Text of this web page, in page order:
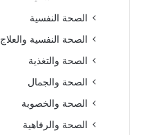
الصحة النفسية
الصحة النفسية والعلاج
الصحة والتغذية
الصحة والجمال
الصحة والخصوبة
الصحة والرفاهية